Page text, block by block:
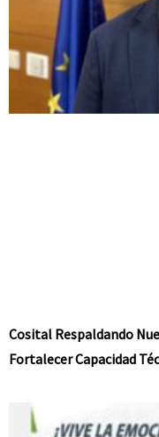
Cosital Respaldando
Fortalecer Capacidad